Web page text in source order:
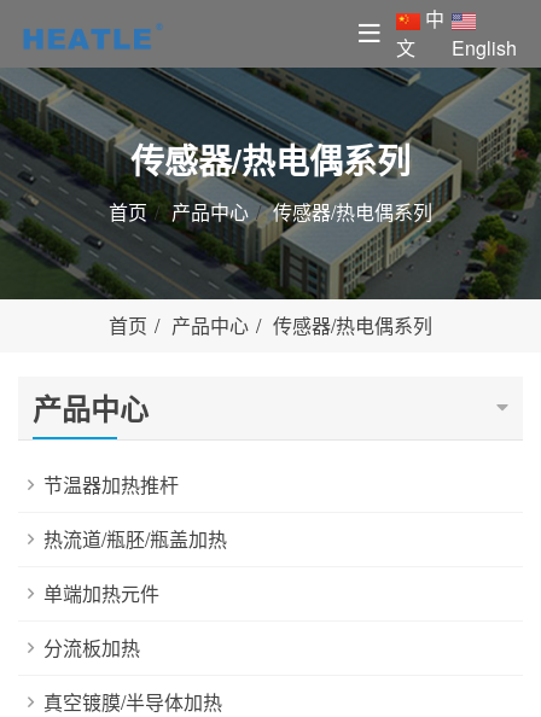
中
文
English
传感器/热电偶系列
首页 产品中心 传感器/热电偶系列
首页 产品中心 传感器/热电偶系列
产品中心
节温器加热推杆
热流道/瓶胚/瓶盖加热
单端加热元件
分流板加热
真空镀膜/半导体加热